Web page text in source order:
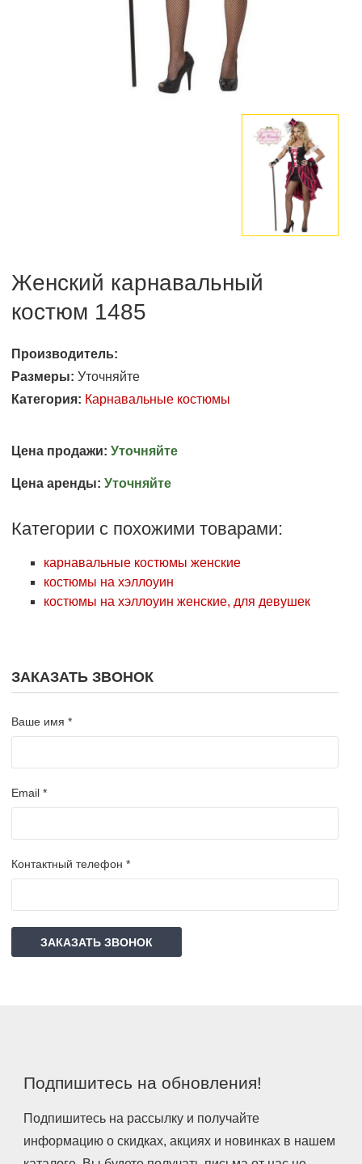
Женский карнавальный
костюм 1485
Производитель:
Размеры: Уточняйте
Категория: Карнавальные костюмы
Цена продажи: Уточняйте
Цена аренды: Уточняйте
Категории с похожими товарами:
карнавальные костюмы женские
костюмы на хэллоуин
костюмы на хэллоуин женские, для девушек
ЗАКАЗАТЬ ЗВОНОК
Ваше имя *
Email *
Контактный телефон *
ЗАКАЗАТЬ ЗВОНОК
Подпишитесь на обновления!
Подпишитесь на рассылку и получайте
информацию о скидках, акциях и новинках в нашем